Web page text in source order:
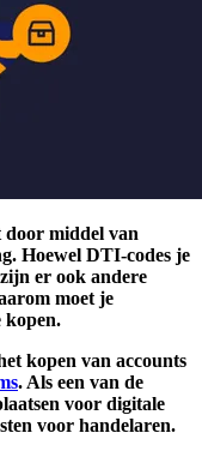
door middel van
Hoewel DTI-codes je
er ook andere
moet je
kopen.
kopen van accounts
. Als een van de
voor digitale
voor handelaren.